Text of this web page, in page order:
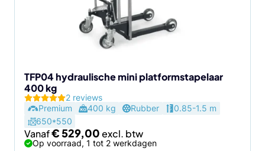
TFP04 hydraulische mini platformstapelaar
400 kg
2 reviews
Premium
400 kg Rubber
0.85-1.5 m
650*550
Vanaf€529,00
Op voorraad, 1 tot 2 werkdagen
de
productpagina